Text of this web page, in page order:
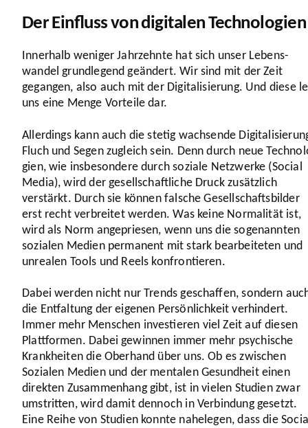
Der Einfluss von digitalen Technologien
Innerhalb weniger Jahr­zehnte hat sich unser Lebens­
wandel grund­le­gend geändert. Wir sind mit der Zeit
gegangen, also auch mit der Digi­ta­li­sie­rung. Und diese
uns eine Menge Vorteile dar.
Aller­dings kann auch die stetig wachsende
Fluch und Segen zugleich sein. Denn durch neue
gien, wie insbe­son­dere durch soziale Netzwerke (Social
Media), wird der gesell­schaft­liche Druck zusätz­lich
verstärkt. Durch sie können falsche Gesell­schafts­bilder
erst recht verbreitet werden. Was keine Norma­lität ist,
wird als Norm ange­priesen, wenn uns die soge­nannten
sozialen Medien permanent mit stark bear­bei­teten und
unrealen Tools und Reels konfron­tieren.
Dabei werden nicht nur Trends geschaffen, sondern
die Entfal­tung der eigenen Persön­lich­keit verhin­dert.
Immer mehr Menschen inves­tieren viel Zeit auf diesen
Platt­formen. Dabei gewinnen immer mehr psychi­sche
Krank­heiten die Oberhand über uns. Ob es zwischen
Sozialen Medien und der mentalen Gesund­heit einen
direkten Zusam­men­hang gibt, ist in vielen Studien zwar
umstritten, wird damit dennoch in Verbin­dung gesetzt.
Eine Reihe von Studien konnte nahelegen, dass die